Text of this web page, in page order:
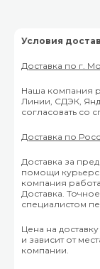
Условия
Доставка по г.
Наша компания
Линии, СДЭК,
согласовать со
Доставка по
Доставка за
помощи
компания
Доставка.
специалистом
Цена на
и зависит от
компании.